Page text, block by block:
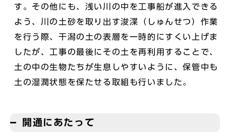
す。その他にも、浅い川の中を工事船が進入できる
よう、川の土砂を取り出す浚渫（しゅんせつ）作業
を行う際、干潟の土の表層を一時的にすくい上げま
したが、工事の最後にその土を再利用することで、
土の中の生物たちが生息しやすいように、保管中も
土の湿潤状態を保たせる取組も行いました。
開通にあたって